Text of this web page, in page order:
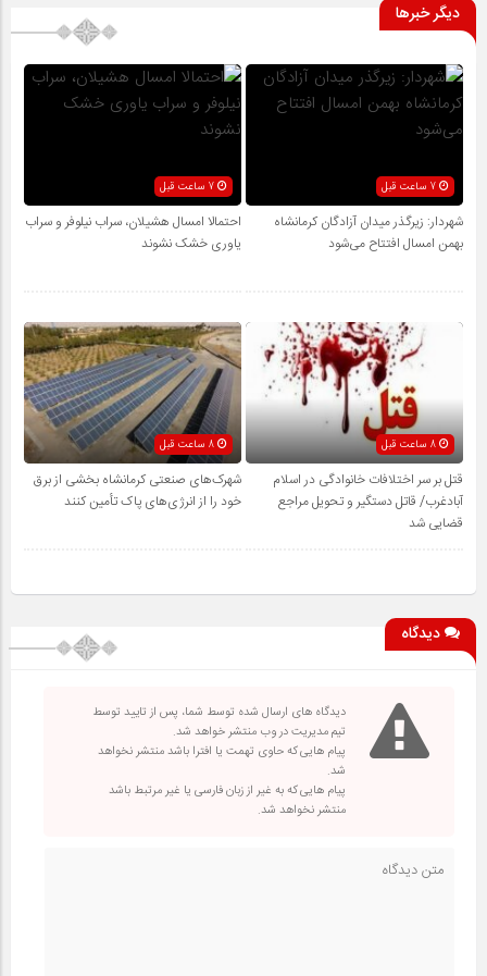
دیگر خبرها
7 ساعت قبل
شهردار: زیرگذر میدان آزادگان کرمانشاه
بهمن امسال افتتاح می‌شود
احتمالا امسال هشیلان، سراب نیلوفر و سراب
یاوری خشک نشوند
8 ساعت قبل
قتل بر سر اختلافات خانوادگی در اسلام
آبادغرب/ قاتل دستگیر و تحویل مراجع
قضایی شد
شهرک‌های صنعتی کرمانشاه بخشی از برق
خود را از انرژی‌های پاک تأمین کنند
دیدگاه
دیدگاه های ارسال شده توسط شما، پس از تایید توسط
تیم مدیریت در وب منتشر خواهد شد.
پیام هایی که حاوی تهمت یا افترا باشد منتشر نخواهد
شد.
پیام هایی که به غیر از زبان فارسی یا غیر مرتبط باشد
منتشر نخواهد شد.